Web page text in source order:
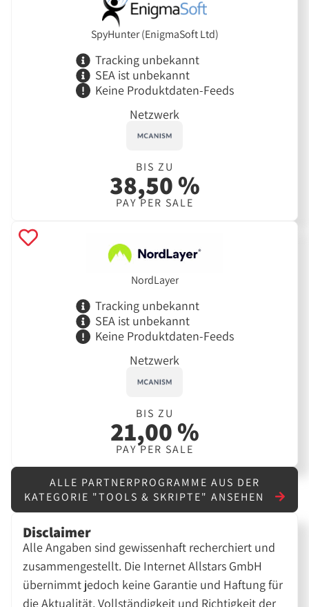
SpyHunter (EnigmaSoft Ltd)
Tracking unbekannt
SEA ist unbekannt
Keine Produktdaten-Feeds
Netzwerk
BIS ZU
38,50 %
PAY PER SALE
NordLayer
Tracking unbekannt
SEA ist unbekannt
Keine Produktdaten-Feeds
Netzwerk
BIS ZU
21,00 %
PAY PER SALE
ALLE PARTNERPROGRAMME AUS DER
KATEGORIE "TOOLS & SKRIPTE" ANSEHEN
Disclaimer
Alle Angaben sind gewissenhaft recherchiert und
zusammengestellt. Die Internet Allstars GmbH
übernimmt jedoch keine Garantie und Haftung für
die Aktualität, Vollständigkeit und Richtigkeit der